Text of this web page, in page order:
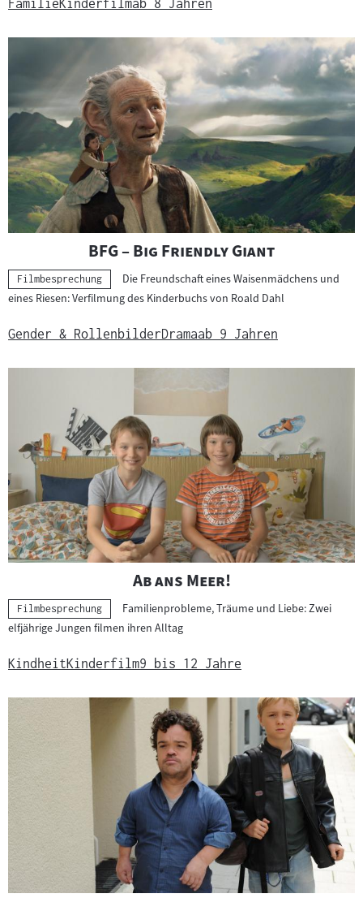
FamilieKinderfilmab 8 Jahren
"
BFG – Big Friendly Giant"
Kategorie:
Filmbesprechung
Die Freundschaft eines Waisenmädchens und
eines Riesen: Verfilmung des Kinderbuchs von Roald Dahl
Gender & RollenbilderDramaab 9 Jahren
"
Ab ans Meer!"
Kategorie:
Filmbesprechung
Familienprobleme, Träume und Liebe: Zwei
elfjährige Jungen filmen ihren Alltag
KindheitKinderfilm9 bis 12 Jahre